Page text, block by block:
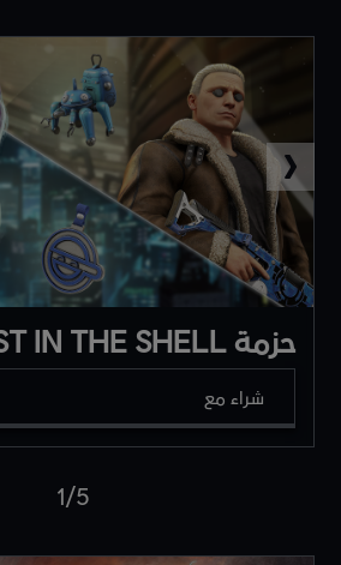
حزمة GHOST IN THE SHELL
شراء مع
1/5